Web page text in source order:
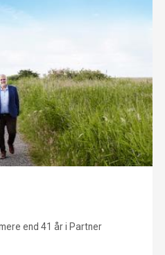
end 41 år i Partner